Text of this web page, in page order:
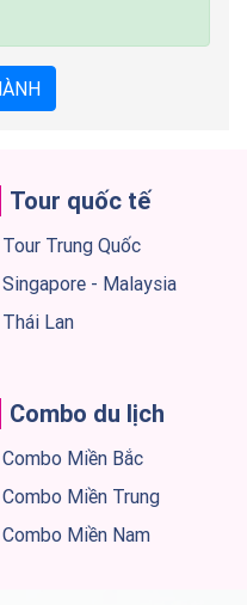
Tour quốc tế
Tour Trung Quốc
Singapore - Malaysia
Thái Lan
Combo du lịch
Combo Miền Bắc
Combo Miền Trung
Combo Miền Nam